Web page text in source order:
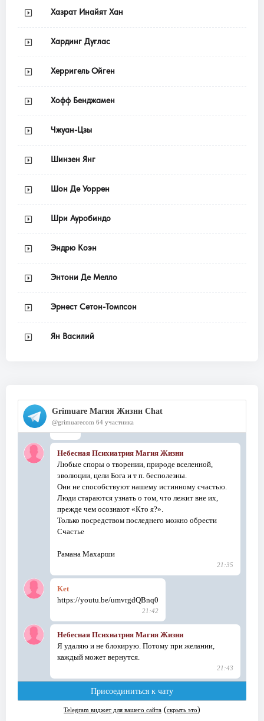
Хазрат Инайят Хан
Хардинг Дуглас
Херригель Ойген
Хофф Бенджамен
Чжуан-Цзы
Шинзен Янг
Шон Де Уоррен
Шри Ауробиндо
Эндрю Коэн
Энтони Де Мелло
Эрнест Сетон-Томпсон
Ян Василий